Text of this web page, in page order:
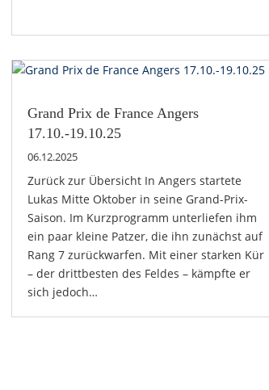
Grand Prix de France Angers
17.10.-19.10.25
06.12.2025
Zurück zur Übersicht In Angers startete
Lukas Mitte Oktober in seine Grand-Prix-
Saison. Im Kurzprogramm unterliefen ihm
ein paar kleine Patzer, die ihn zunächst auf
Rang 7 zurückwarfen. Mit einer starken Kür
– der drittbesten des Feldes – kämpfte er
sich jedoch…